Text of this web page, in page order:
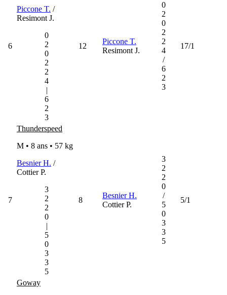
6
Piccone T. /
Resimont J.
0
2
0
2
2
4
|
6
2
3
12
Piccone T.
Resimont J.
0
2
0
2
2
4
/
6
2
3
17/1
7
Thunderspeed
M • 8 ans • 57 kg
Besnier H. /
Cottier P.
3
2
2
0
|
5
0
3
3
5
8
Besnier H.
Cottier P.
3
2
2
0
/
5
0
3
3
5
5/1
Goway